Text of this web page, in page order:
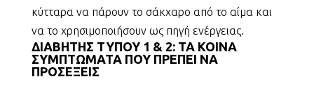
κύτταρα να πάρουν το σάκχαρο από το αίμα και
να το χρησιμοποιήσουν ως πηγή ενέργειας.
ΔΙΑΒΗΤΗΣ ΤΥΠΟΥ 1 & 2: ΤΑ ΚΟΙΝΑ
ΣΥΜΠΤΩΜΑΤΑ ΠΟΥ ΠΡΕΠΕΙ ΝΑ
ΠΡΟΣΕΞΕΙΣ